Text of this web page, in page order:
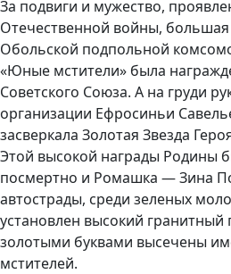
За подвиги и мужество,
Отечественной войны, большая
Обольской подпольной
«Юные мстители» была
Советского Союза. А на груди
организации Ефросиньи
засверкала Золотая Звезда
Этой высокой награды Родины
посмертно и Ромашка — Зина
автострады, среди зеленых
установлен высокий
золотыми буквами высечены
мстителей.